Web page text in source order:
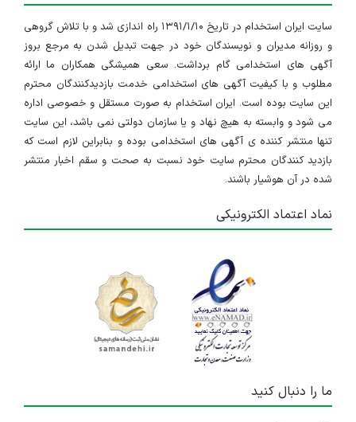
سایت ایران استخدام در تاریخ ۱۳۹۱/۱/۱۰ راه اندازی شد و با تلاش گروهی
و روزانه مدیران و نویسندگان خود در جهت تبدیل شدن به مرجع بروز
آگهی های استخدامی گام برداشت. سعی همیشگی همکاران ما ارائه
مطلوب و با کیفیت آگهی های استخدامی خدمت بازدیدکنندگان محترم
این سایت بوده است. ایران استخدام به صورت مستقل و خصوصی اداره
می شود و وابسته به هیچ نهاد و یا سازمان دولتی نمی باشد، این سایت
تنها منتشر کننده ی آگهی های استخدامی بوده و بنابراین لازم است که
بازدید کنندگان محترم سایت خود نسبت به صحت و سقم اخبار منتشر
شده در آن هوشیار باشند.
نماد اعتماد الکترونیکی
ما را دنبال کنید